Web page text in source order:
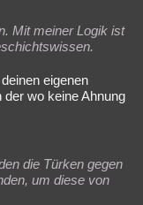
Mit meiner Logik ist
eigenen
wo keine Ahnung
die Türken gegen
um diese von